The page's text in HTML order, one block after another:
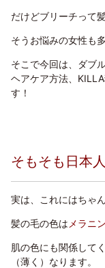
だけどブリーチって
そうお悩みの女性も
そこで今回は、ダブ
ヘアケア方法、
す！
そもそも日本
実は、これにはちゃ
髪の毛の色は メラニン
肌の色にも関係して
（薄く）なります。